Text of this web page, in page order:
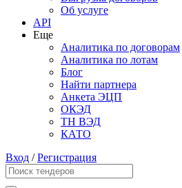
Об услуге
API
Еще
Аналитика по договорам
Аналитика по лотам
Блог
Найти партнера
Анкета ЭЦП
ОКЭД
ТН ВЭД
КАТО
Вход /Регистрация